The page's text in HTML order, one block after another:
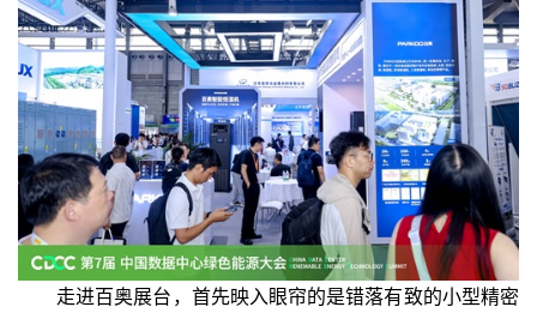
走进百奥展台，首先映入眼帘的是错落有致的小型精密